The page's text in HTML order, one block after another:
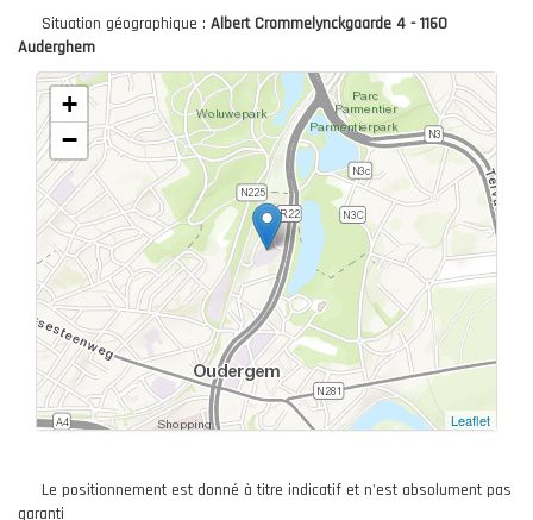
Situation géographique : Albert Crommelynckgaarde 4 - 1160
Auderghem
+
−
Leaflet
Le positionnement est donné à titre indicatif et n'est absolument pas
garanti